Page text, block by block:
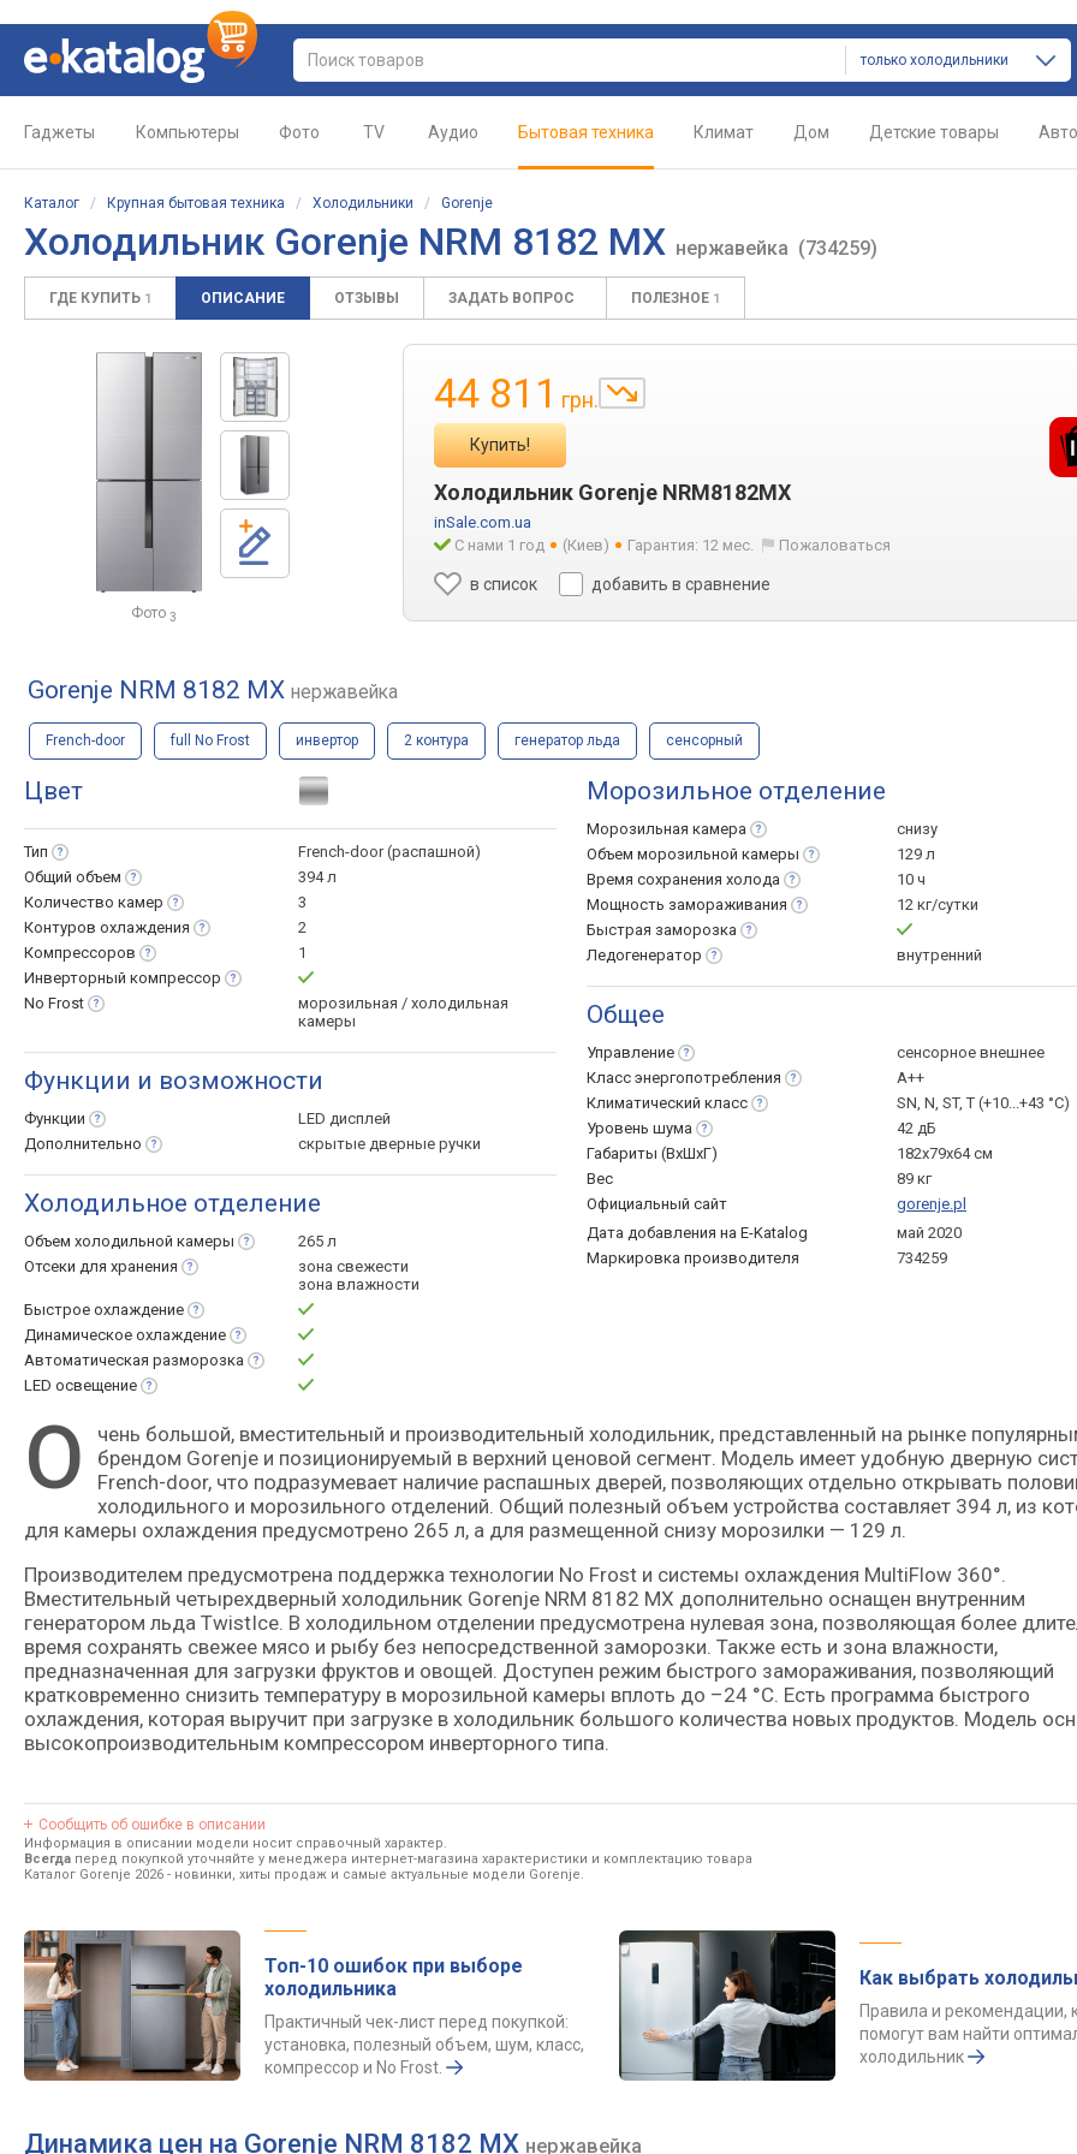
только холодильники
Гаджеты Компьютеры Фото TV Аудио Бытовая техника Климат Дом Детские товары Авто
Каталог / Крупная бытовая техника / Холодильники / Gorenje
Холодильник Gorenje NRM 8182 MX нержавейка (734259)
ГДЕ КУПИТЬ 1 ОПИСАНИЕ ОТЗЫВЫ ЗАДАТЬ ВОПРОС ПОЛЕЗНОЕ 1
Фото 3
44 811 грн.
Купить!
Холодильник Gorenje NRM8182MX
inSale.com.ua
С нами 1 год
(Киев) Гарантия: 12 мес. Пожаловаться
в список добавить в сравнение
Gorenje NRM 8182 MX нержавейка
French-door full No Frost инвертор 2 контура генератор льда сенсорный
Цвет
Тип
French-door (распашной)
Общий объем
394 л
Количество камер
3
Контуров охлаждения
2
Компрессоров
1
Инверторный компрессор
No Frost
морозильная / холодильная
камеры
Функции и возможности
Функции
LED дисплей
Дополнительно
скрытые дверные ручки
Холодильное отделение
Объем холодильной камеры
265 л
Отсеки для хранения
зона свежести
зона влажности
Быстрое охлаждение
Динамическое охлаждение
Автоматическая разморозка
LED освещение
Морозильное отделение
Морозильная камера
снизу
Объем морозильной камеры
129 л
Время сохранения холода
10 ч
Мощность замораживания
12 кг/сутки
Быстрая заморозка
Ледогенератор
внутренний
Общее
Управление
сенсорное внешнее
Класс энергопотребления
A++
Климатический класс
SN, N, ST, T (+10...+43 °С)
Уровень шума
42 дБ
Габариты (ВхШхГ)
182x79x64 см
Вес
89 кг
Официальный сайт
gorenje.pl
Дата добавления на E-Katalog
май 2020
Маркировка производителя
734259
О
чень большой, вместительный и производительный холодильник, представленный на рынке популярным
брендом Gorenje и позиционируемый в верхний ценовой сегмент. Модель имеет удобную дверную
French-door, что подразумевает наличие распашных дверей, позволяющих отдельно открывать
холодильного и морозильного отделений. Общий полезный объем устройства составляет 394 л, из
для камеры охлаждения предусмотрено 265 л, а для размещенной снизу морозилки — 129 л.
Производителем предусмотрена поддержка технологии No Frost и системы охлаждения MultiFlow 360°.
Вместительный четырехдверный холодильник Gorenje NRM 8182 MX дополнительно оснащен внутренним
генератором льда TwistIce. В холодильном отделении предусмотрена нулевая зона, позволяющая более
время сохранять свежее мясо и рыбу без непосредственной заморозки. Также есть и зона влажности,
предназначенная для загрузки фруктов и овощей. Доступен режим быстрого замораживания, позволяющий
кратковременно снизить температуру в морозильной камеры вплоть до –24 °C. Есть программа быстрого
охлаждения, которая выручит при загрузке в холодильник большого количества новых продуктов. Модель
высокопроизводительным компрессором инверторного типа.
Сообщить об ошибке в описании
Информация в описании модели носит справочный характер.
Всегда перед покупкой уточняйте у менеджера интернет-магазина характеристики и комплектацию товара
Каталог Gorenje 2026 - новинки, хиты продаж и самые актуальные модели Gorenje.
Топ-10 ошибок при выборе
холодильника
Практичный чек-лист перед покупкой:
установка, полезный объем, шум, класс,
компрессор и No Frost.
Как выбрать
Правила и рекомендации,
помогут вам найти
холодильник
Динамика цен на Gorenje NRM 8182 MX нержавейка